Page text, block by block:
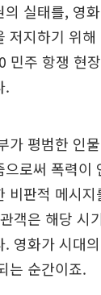
실태를, 영
저지하기 위해
민주 항쟁 현
.
가 평범한 인
로써 폭력이
비판적 메시
객은 해당 시
영화가 시대
는 순간이죠.